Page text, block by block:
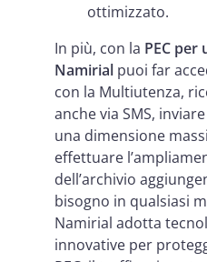
ottimizzato.
In più, con la PEC per
Namirial puoi far
con la Multiutenza,
anche via SMS,
una dimensione
effettuare
dell’archivio
bisogno in qualsiasi
Namirial adotta
innovative per